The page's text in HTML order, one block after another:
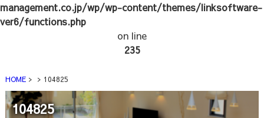
management.co.jp/wp/wp-content/themes/linksoftware-
ver6/functions.php
on line
235
HOME 104825
104825